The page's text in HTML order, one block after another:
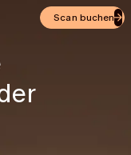
Scan buchen